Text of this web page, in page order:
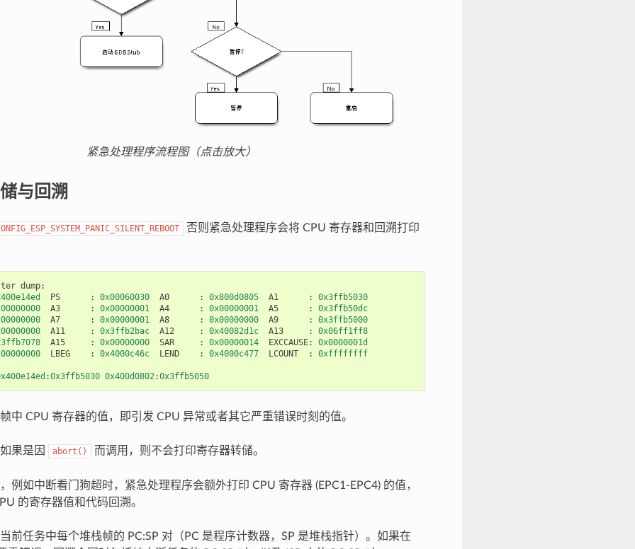
紧急处理程序流程图（点击放大）
与回溯
否则紧急处理程序会将 CPU 寄存器和回溯打印
dump:
PS : 0x00060030 A0 : 0x800d0805 A1 :
0x3ffb5030
A3 : 0x00000001 A4 : 0x00000001 A5 :
0x3ffb50dc
A7 : 0x00000001 A8 : 0x00000000 A9 :
0x3ffb5000
A11 : 0x3ffb2bac A12 : 0x40082d1c A13 :
0x06ff1ff8
A15 : 0x00000000 SAR : 0x00000014 EXCCAUSE:
0x0000001d
LBEG : 0x4000c46c LEND : 0x4000c477 LCOUNT : 0xffffffff
:0x3ffb5030 0x400d0802:0x3ffb5050
中 CPU 寄存器的值，即引发 CPU 异常或者其它严重错误时刻的值。
果是因 abort() 而调用，则不会打印寄存器转储。
例如中断看门狗超时，紧急处理程序会额外打印 CPU 寄存器 (EPC1-EPC4) 的值，
的寄存器值和代码回溯。
前任务中每个堆栈帧的 PC:SP 对（PC 是程序计数器，SP 是堆栈指针）。如果在